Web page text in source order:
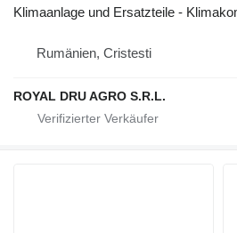
Klimaanlage und Ersatzteile -
Rumänien, Cristesti
ROYAL DRU AGRO S.R.L.